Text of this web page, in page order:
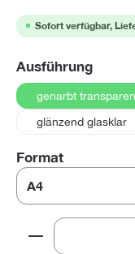
Sofort verfügbar,
Ausführung
genarbt
glänzend glasklar
Formatauswählen
Produkt Anzahl: